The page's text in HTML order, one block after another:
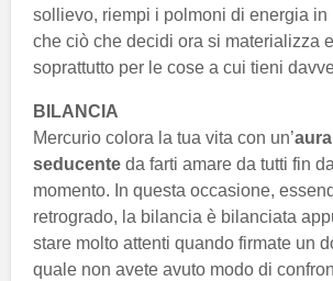
sollievo, riempi i polmoni di energia in
che ciò che decidi ora si materializza
soprattutto per le cose a cui tieni
BILANCIA
Mercurio colora la tua vita con un’
seducente da farti amare da tutti fin
momento. In questa occasione,
retrogrado, la bilancia è bilanciata
stare molto attenti quando firmate un
quale non avete avuto modo di